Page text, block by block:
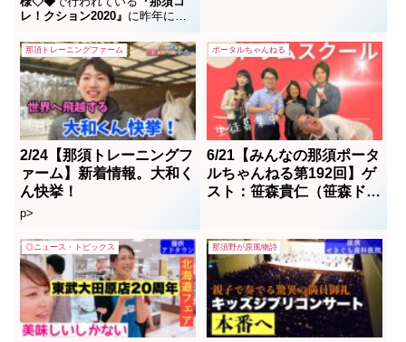
レ！クション2020』 に昨年に引
きました♫NASUガーデンアウト
レット様のイルミネーションの
他に、各企業の個性ひかるクリ
スマスツリーやオブジェが飾ら
れています。2020年12月5日
(土)〜12月25日(金)の期間中にハ
ッシュタグ『#那須コレ ！クショ
ン』をつけてInstagramに投稿。
インフォメーションにて投稿画
面を提示すると抽選会に参加が
でき、プレゼントが当たる⁉︎イベ
買い物ついでに、クリスマスツ
非、"adtown編集部"のクリスマ
スツリーも見つけてくださいね!!
♬また、今回クリスマスツリー
をご用意した際にお世話になり
ました那須町高久甲にあります
輸入家具&雑貨アウトレット店
What？様
那須トレーニングファーム
2/24【那須トレーニングフ
ァーム】新着情報。大和く
ん快挙！
p>
ポータルちゃんねる
6/21【みんなの那須ポータ
ルちゃんねる第192回】ゲ
スト：笹森貴仁（笹森ドラ
(八木澤玲玖)＆ボス(高久典
朗)
◎ニュース・トピックス 那須野が原風物詩